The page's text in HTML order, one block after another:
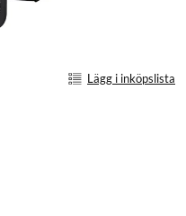
Lägg i inköpslista